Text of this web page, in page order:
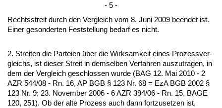
- 5 -
Rechts­streit durch den Ver­gleich vom 8. Ju­ni 2009 be­en­det ist.
Ei­ner ge­son­der­ten Fest­stel­lung be­darf es nicht.
2. Strei­ten die Par­tei­en über die Wirk­sam­keit ei­nes Pro­zess­ver­
gleichs, ist die­ser Streit in dem­sel­ben Ver­fah­ren aus­zu­tra­gen, in
dem der Ver­gleich ge­schlos­sen wur­de (BAG 12. Mai 2010 - 2
AZR 544/08 - Rn. 16, AP BGB § 123 Nr. 68 = EzA BGB 2002 §
123 Nr. 9; 23. No­vem­ber 2006 - 6 AZR 394/06 - Rn. 15, BA­GE
120, 251). Ob der al­te Pro­zess auch dann fort­zu­set­zen ist,